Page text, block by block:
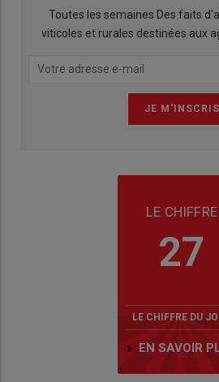
Toutes les semaines Des faits
viticoles et rurales destinées aux
LE CHIFFRE
27
LE CHIFFRE DU
EN SAVOIR